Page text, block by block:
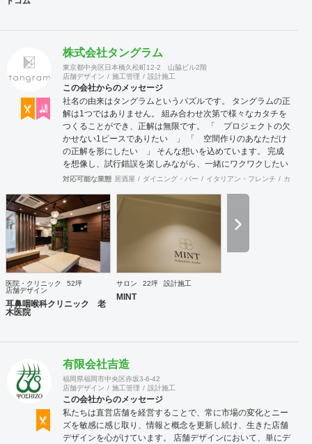
株式会社タングラム
東京都中央区日本橋久松町12-2 山脇ビル2階
店舗デザイン
施工管理 設計施工
この会社からのメッセージ
社名の由来はタングラムというパズルです。 タングラムの正
解は1つではありません。 組み合わせ次第で様々なカタチを
つくることができ、正解は無限です。 「 プロジェクトの欠
かせない1ピースでありたい 」 「 空間作りのあなただけ
の正解を形にしたい 」 そんな想いを込めています。 完成
を想像し、試行錯誤を楽しみながら、 ​一緒にワクワクしたい
と思っています。
対応可能な業態 居酒屋 ダイニング・バー イタリアン・フレンチ カフェ
医院・クリニック
52坪
店舗デザイン
耳鼻咽喉科クリニック 老
木医院
サロン 22坪 設計施工
MINT
有限会社吉造
福岡県福岡市中央区赤坂3-6-42
店舗デザイン
施工管理 設計施工
この会社からのメッセージ
私たちは直営店舗を経営することで、常に市場の変化とニー
ズを敏感に感じ取り、情報と概念を更新し続け、生きた店舗
デザインを心がけています。 店舗デザインにおいて、単にデ